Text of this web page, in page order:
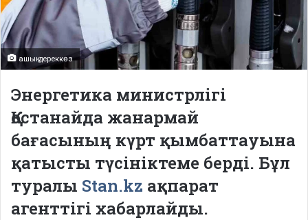
ашық дереккөз
Энергетика министрлігі
Қостанайда жанармай
бағасының күрт қымбаттауына
қатысты түсініктеме берді. Бұл
туралы Stan.kz ақпарат
агенттігі хабарлайды.